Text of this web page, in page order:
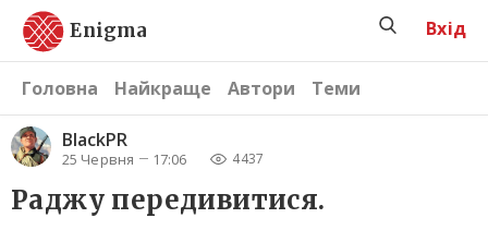
Enigma
Головна Найкраще Автори Теми
Вхід
BlackPR
25 Червня 17:06 4437
Раджу передивитися.